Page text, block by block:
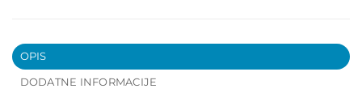
OPIS
DODATNE INFORMACIJE